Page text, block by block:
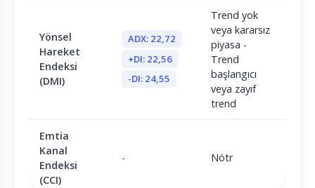
Yönsel
Hareket
Endeksi
(DMI)
ADX: 22,72
+DI: 22,56
-DI: 24,55
Trend yok
veya kararsız
piyasa -
Trend
başlangıcı
veya zayıf
trend
Emtia
Kanal
Endeksi
(CCI)
- Nötr